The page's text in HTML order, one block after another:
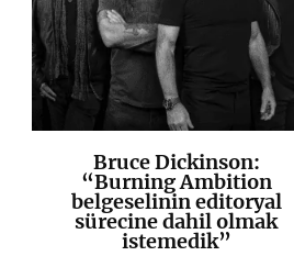
K+
Bruce Dickinson:
“Burning Ambition
belgeselinin editoryal
sürecine dahil olmak
istemedik”